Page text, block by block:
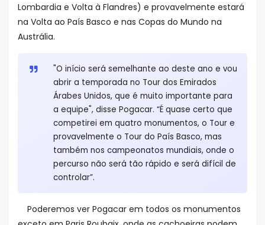
Lombardia e Volta à Flandres) e provavelmente estará
na Volta ao País Basco e nas Copas do Mundo na
Austrália.
"O início será semelhante ao deste ano e vou
abrir a temporada no Tour dos Emirados
Árabes Unidos, que é muito importante para
a equipe", disse Pogacar. “É quase certo que
competirei em quatro monumentos, o Tour e
provavelmente o Tour do País Basco, mas
também nos campeonatos mundiais, onde o
percurso não será tão rápido e será difícil de
controlar”.
Poderemos ver Pogacar em todos os monumentos